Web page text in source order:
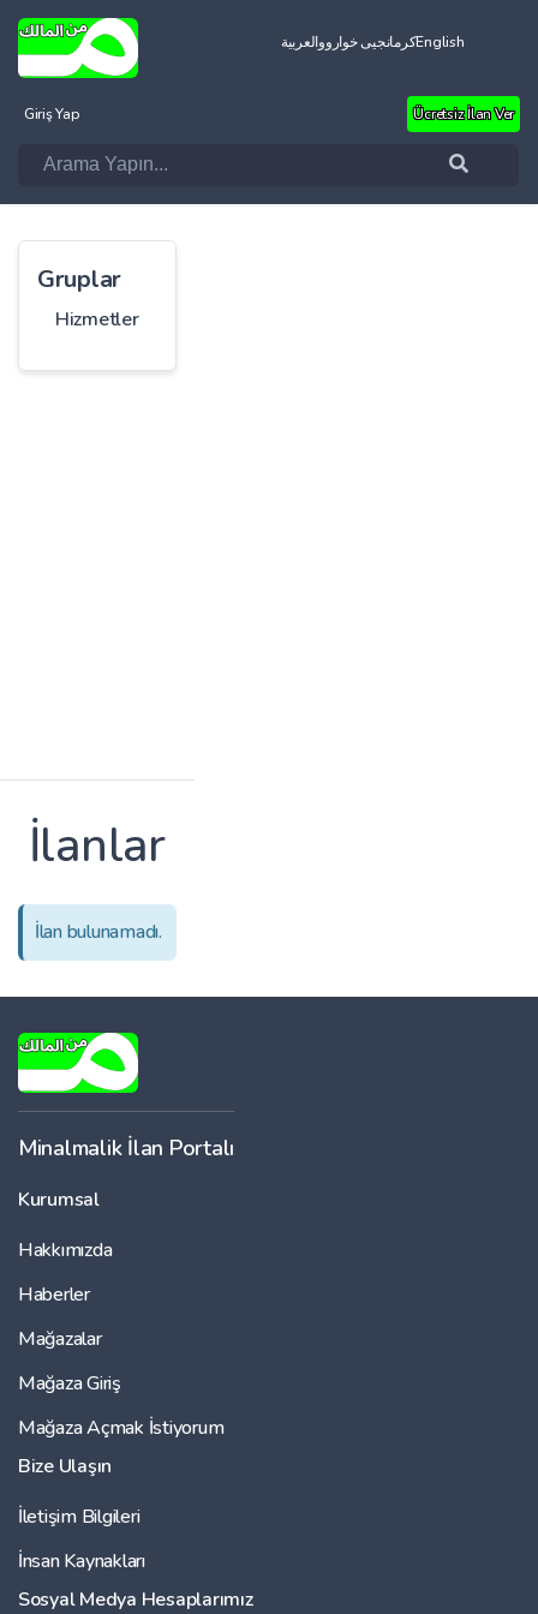
العربيةکرمانجیی خوارووEnglish
Giriş Yap Ücretsiz İlan Ver
Gruplar
Hizmetler
İlanlar
İlan bulunamadı.
Minalmalik İlan Portalı
Kurumsal
Hakkımızda
Haberler
Mağazalar
Mağaza Giriş
Mağaza Açmak İstiyorum
Bize Ulaşın
İletişim Bilgileri
İnsan Kaynakları
Sosyal Medya Hesaplarımız